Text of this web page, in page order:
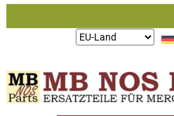
Zum
Lieferung